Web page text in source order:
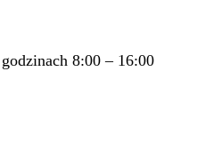
8:00 – 16:00